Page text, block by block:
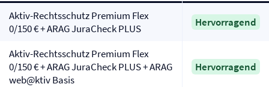
Aktiv-Rechtsschutz Premium Flex
0/150 € + ARAG JuraCheck PLUS
Hervorragend
Aktiv-Rechtsschutz Premium Flex
0/150 € + ARAG JuraCheck PLUS + ARAG
web@ktiv Basis
Hervorragend